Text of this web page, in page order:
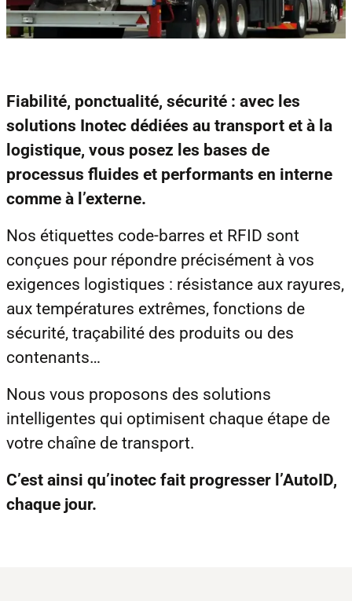
Fiabilité, ponctualité, sécurité : avec les
solutions Inotec dédiées au transport et à la
logistique, vous posez les bases de
processus fluides et performants en interne
comme à l’externe.
Nos étiquettes code-barres et RFID sont
conçues pour répondre précisément à vos
exigences logistiques : résistance aux rayures,
aux températures extrêmes, fonctions de
sécurité, traçabilité des produits ou des
contenants…
Nous vous proposons des solutions
intelligentes qui optimisent chaque étape de
votre chaîne de transport.
C’est ainsi qu’inotec fait progresser l’AutoID,
chaque jour.